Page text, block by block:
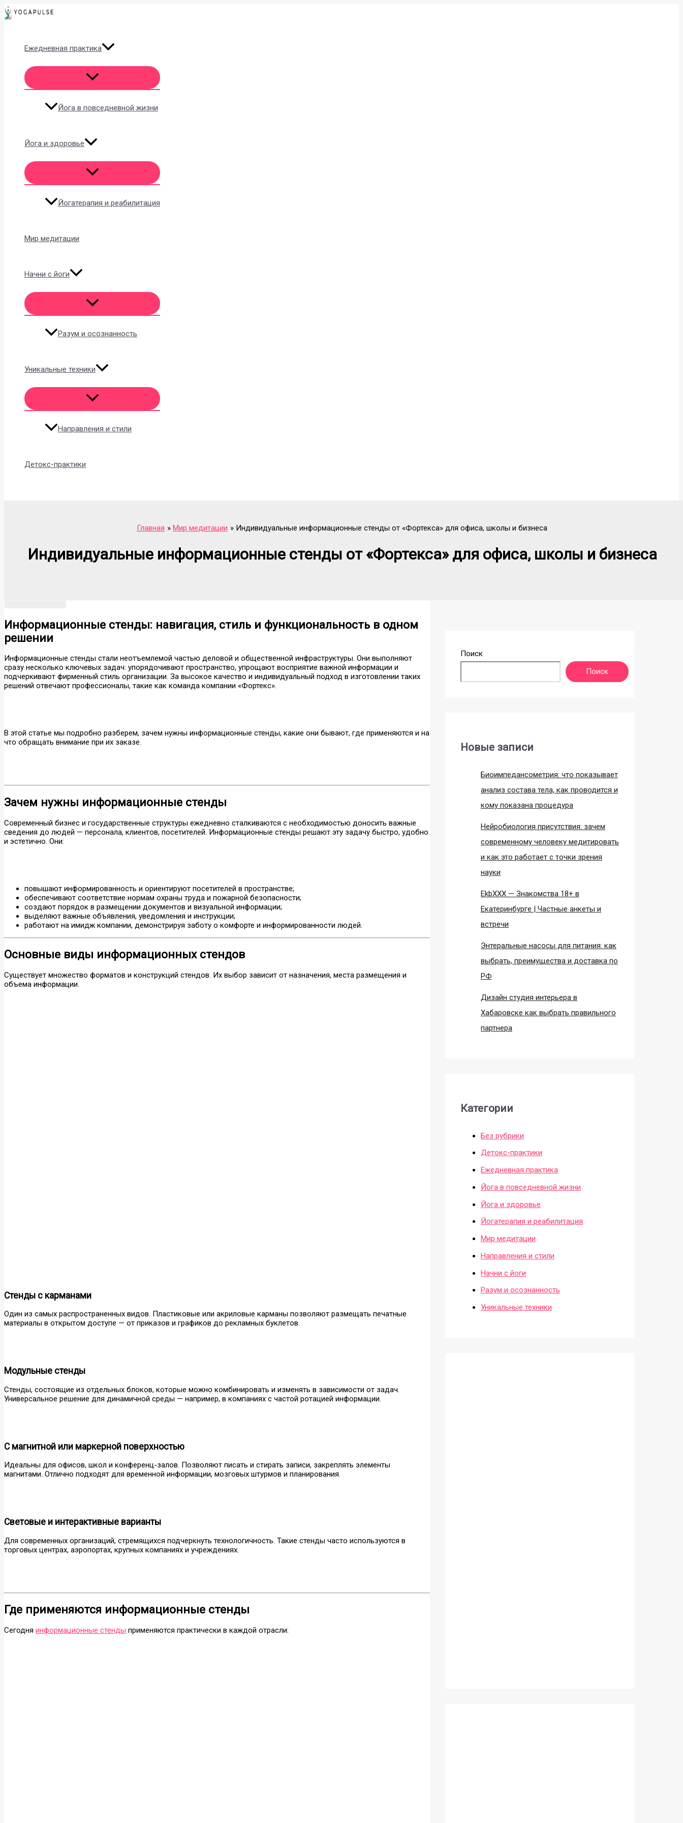
Перейти
к
Ежедневная практика
Йога в повседневной жизни
Йога и здоровье
Йогатерапия и реабилитация
Мир медитации
Начни с йоги
Разум и осознанность
Уникальные техники
Направления и стили
Детокс-практики
Главная Мир медитации Индивидуальные информационные стенды от «Фортекса» для офиса, школы и бизнеса
Индивидуальные информационные стенды от «Фортекса» для офиса, школы и бизнеса
Информационные стенды: навигация, стиль и функциональность в одном
решении
Информационные стенды стали неотъемлемой частью деловой и общественной инфраструктуры. Они выполняют
сразу несколько ключевых задач: упорядочивают пространство, упрощают восприятие важной информации и
подчеркивают фирменный стиль организации. За высокое качество и индивидуальный подход в изготовлении таких
решений отвечают профессионалы, такие как команда компании «Фортекс».
В этой статье мы подробно разберем, зачем нужны информационные стенды, какие они бывают, где применяются и на
что обращать внимание при их заказе.
Зачем нужны информационные стенды
Современный бизнес и государственные структуры ежедневно сталкиваются с необходимостью доносить важные
сведения до людей — персонала, клиентов, посетителей. Информационные стенды решают эту задачу быстро, удобно
и эстетично. Они:
повышают информированность и ориентируют посетителей в пространстве;
обеспечивают соответствие нормам охраны труда и пожарной безопасности;
создают порядок в размещении документов и визуальной информации;
выделяют важные объявления, уведомления и инструкции;
работают на имидж компании, демонстрируя заботу о комфорте и информированности людей.
Основные виды информационных стендов
Существует множество форматов и конструкций стендов. Их выбор зависит от назначения, места размещения и
объема информации.
Стенды с карманами
Один из самых распространенных видов. Пластиковые или акриловые карманы позволяют размещать печатные
материалы в открытом доступе — от приказов и графиков до рекламных буклетов.
Модульные стенды
Стенды, состоящие из отдельных блоков, которые можно комбинировать и изменять в зависимости от задач.
Универсальное решение для динамичной среды — например, в компаниях с частой ротацией информации.
С магнитной или маркерной поверхностью
Идеальны для офисов, школ и конференц-залов. Позволяют писать и стирать записи, закреплять элементы
магнитами. Отлично подходят для временной информации, мозговых штурмов и планирования.
Световые и интерактивные варианты
Для современных организаций, стремящихся подчеркнуть технологичность. Такие стенды часто используются в
торговых центрах, аэропортах, крупных компаниях и учреждениях.
Где применяются информационные стенды
Сегодня информационные стенды применяются практически в каждой отрасли:
Поиск
Поиск
Новые записи
Биоимпедансометрия: что показывает
анализ состава тела, как проводится и
кому показана процедура
Нейробиология присутствия: зачем
современному человеку медитировать
и как это работает с точки зрения
науки
EkbXXX — Знакомства 18+ в
Екатеринбурге | Частные анкеты и
встречи
Энтеральные насосы для питания: как
выбрать, преимущества и доставка по
РФ
Дизайн студия интерьера в
Хабаровске как выбрать правильного
партнера
Категории
Без рубрики
Детокс-практики
Ежедневная практика
Йога в повседневной жизни
Йога и здоровье
Йогатерапия и реабилитация
Мир медитации
Направления и стили
Начни с йоги
Разум и осознанность
Уникальные техники